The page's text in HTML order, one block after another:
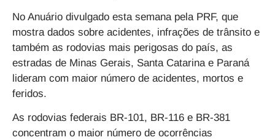
No Anuário divulgado esta semana pela PRF, que
mostra dados sobre acidentes, infrações de trânsito e
também as rodovias mais perigosas do país, as
estradas de Minas Gerais, Santa Catarina e Paraná
lideram com maior número de acidentes, mortos e
feridos.
As rodovias federais BR-101, BR-116 e BR-381
concentram o maior número de ocorrências